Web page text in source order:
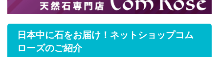
日本中に石をお届け！ネットショップコム
ローズのご紹介